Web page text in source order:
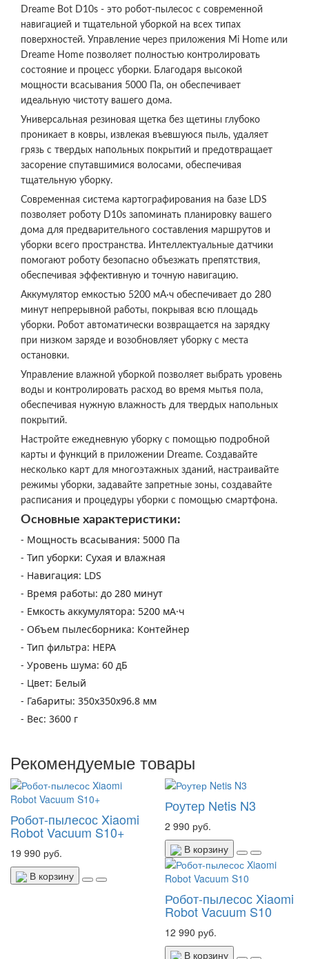
Dreame Bot D10s - это робот-пылесос с современной
навигацией и тщательной уборкой на всех типах
поверхностей. Управление через приложения Mi Home или
Dreame Home позволяет полностью контролировать
состояние и процесс уборки. Благодаря высокой
мощности всасывания 5000 Па, он обеспечивает
идеальную чистоту вашего дома.
Универсальная резиновая щетка без щетины глубоко
проникает в ковры, извлекая въевшуюся пыль, удаляет
грязь с твердых напольных покрытий и предотвращает
засорение спутавшимися волосами, обеспечивая
тщательную уборку.
Современная система картографирования на базе LDS
позволяет роботу D10s запоминать планировку вашего
дома для предварительного составления маршрутов и
уборки всего пространства. Интеллектуальные датчики
помогают роботу безопасно объезжать препятствия,
обеспечивая эффективную и точную навигацию.
Аккумулятор емкостью 5200 мА·ч обеспечивает до 280
минут непрерывной работы, покрывая всю площадь
уборки. Робот автоматически возвращается на зарядку
при низком заряде и возобновляет уборку с места
остановки.
Управление влажной уборкой позволяет выбрать уровень
воды и контролировать расход во время мытья пола,
обеспечивая нужную влажность для твердых напольных
покрытий.
Настройте ежедневную уборку с помощью подробной
карты и функций в приложении Dreame. Создавайте
несколько карт для многоэтажных зданий, настраивайте
режимы уборки, задавайте запретные зоны, создавайте
расписания и процедуры уборки с помощью смартфона.
Основные характеристики:
- Мощность всасывания: 5000 Па
- Тип уборки: Сухая и влажная
- Навигация: LDS
- Время работы: до 280 минут
- Емкость аккумулятора: 5200 мА·ч
- Объем пылесборника: Контейнер
- Тип фильтра: HEPA
- Уровень шума: 60 дБ
- Цвет: Белый
- Габариты: 350x350x96.8 мм
- Вес: 3600 г
Рекомендуемые товары
Робот-пылесос Xiaomi
Robot Vacuum S10+
19 990 руб.
В корзину
Роутер Netis N3
2 990 руб.
В корзину
Робот-пылесос Xiaomi
Robot Vacuum S10
12 990 руб.
В корзину